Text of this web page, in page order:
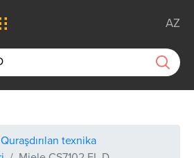
AZ
Quraşdırılan texnika